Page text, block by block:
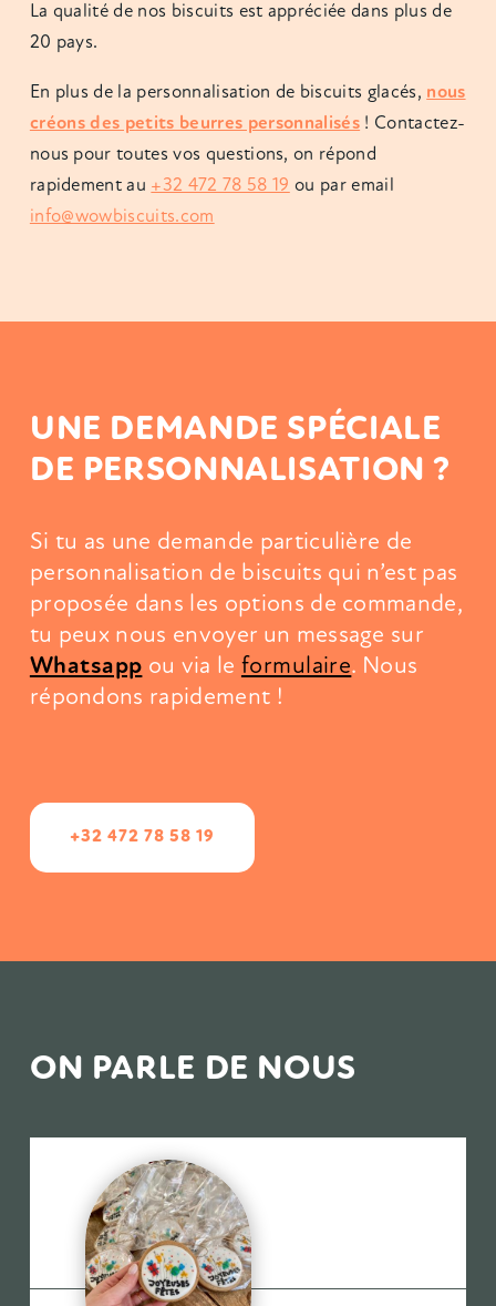
La qualité de nos biscuits est appréciée dans plus de
20 pays.
En plus de la personnalisation de biscuits glacés, nous
créons des petits beurres personnalisés ! Contactez-
nous pour toutes vos questions, on répond
rapidement au +32 472 78 58 19 ou par email
info@wowbiscuits.com
UNE DEMANDE SPÉCIALE
DE PERSONNALISATION ?
Si tu as une demande particulière de
personnalisation de biscuits qui n’est pas
proposée dans les options de commande,
tu peux nous envoyer un message sur
Whatsapp ou via le formulaire. Nous
répondons rapidement !
+32 472 78 58 19
ON PARLE DE NOUS